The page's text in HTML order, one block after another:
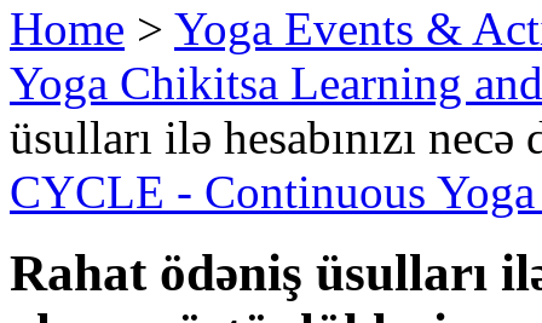
Home > Yoga Events &
Yoga Chikitsa Learning
üsulları ilə hesabınızı
CYCLE - Continuous
Rahat ödəniş üsulları